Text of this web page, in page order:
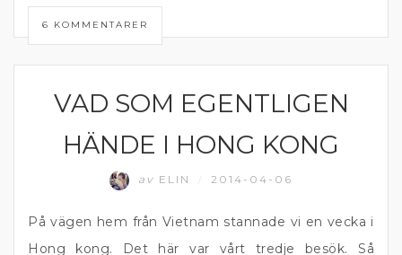
6 KOMMENTARER
HONG KONG
VAD SOM EGENTLIGEN
HÄNDE I HONG KONG
av ELIN 2014-04-06
På vägen hem från Vietnam stannade vi en vecka i
Hong kong. Det här var vårt tredje besök. Så